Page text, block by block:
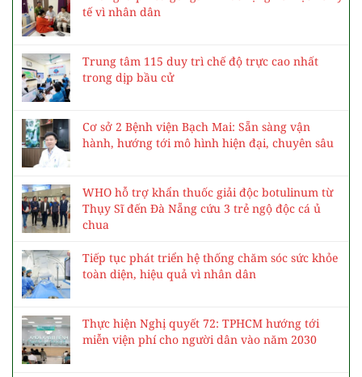
tế vì nhân dân
Trung tâm 115 duy trì chế độ trực cao nhất
trong dịp bầu cử
Cơ sở 2 Bệnh viện Bạch Mai: Sẵn sàng vận
hành, hướng tới mô hình hiện đại, chuyên sâu
WHO hỗ trợ khẩn thuốc giải độc botulinum từ
Thụy Sĩ đến Đà Nẵng cứu 3 trẻ ngộ độc cá ủ
chua
Tiếp tục phát triển hệ thống chăm sóc sức khỏe
toàn diện, hiệu quả vì nhân dân
Thực hiện Nghị quyết 72: TPHCM hướng tới
miễn viện phí cho người dân vào năm 2030